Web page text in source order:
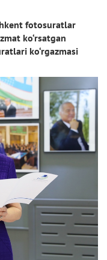
fotosuratlar
ko‘rsatgan
ko‘rgazmasi